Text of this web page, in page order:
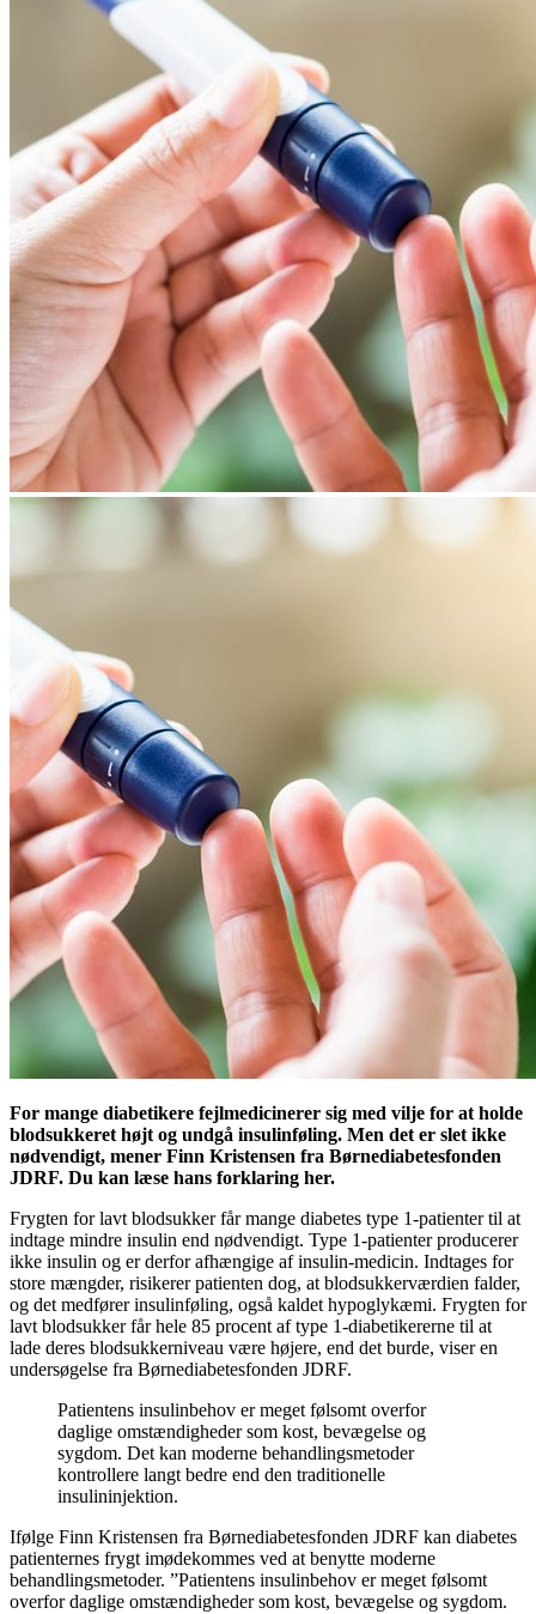
For mange diabetikere fejlmedicinerer sig med vilje for at holde
blodsukkeret højt og undgå insulinføling. Men det er slet ikke
nødvendigt, mener Finn Kristensen fra Børnediabetesfonden
JDRF. Du kan læse hans forklaring her.
Frygten for lavt blodsukker får mange diabetes type 1-patienter til at
indtage mindre insulin end nødvendigt. Type 1-patienter producerer
ikke insulin og er derfor afhængige af insulin-medicin. Indtages for
store mængder, risikerer patienten dog, at blodsukkerværdien falder,
og det medfører insulinføling, også kaldet hypoglykæmi. Frygten for
lavt blodsukker får hele 85 procent af type 1-diabetikererne til at
lade deres blodsukkerniveau være højere, end det burde, viser en
undersøgelse fra Børnediabetesfonden JDRF.
Patientens insulinbehov er meget følsomt overfor
daglige omstændigheder som kost, bevægelse og
sygdom. Det kan moderne behandlingsmetoder
kontrollere langt bedre end den traditionelle
insulininjektion.
Ifølge Finn Kristensen fra Børnediabetesfonden JDRF kan diabetes
patienternes frygt imødekommes ved at benytte moderne
behandlingsmetoder. ”Patientens insulinbehov er meget følsomt
overfor daglige omstændigheder som kost, bevægelse og sygdom.